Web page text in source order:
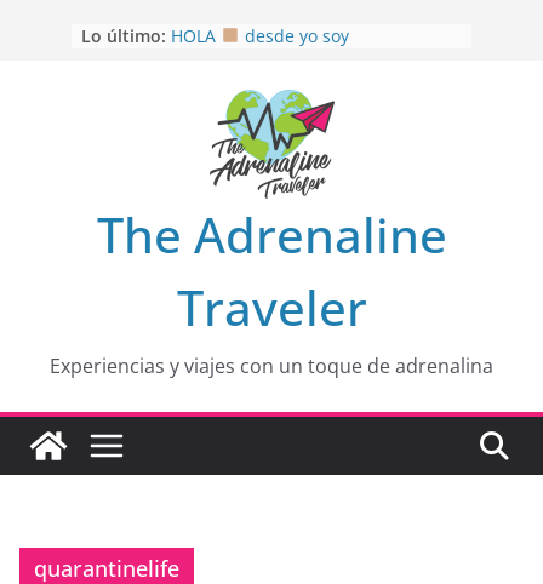
Lo último: HOLA
desde yo soy
EL SENDERO DEL CACAO: Excelente
opción
HOSPEDAJE AL NATURALSHH !!
OTRA PERSPECTIVA de RÍO EL
MULITO!
The Adrenaline
Traveler
Experiencias y viajes con un toque de adrenalina
quarantinelife